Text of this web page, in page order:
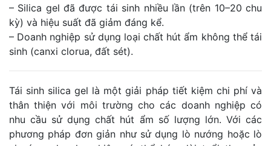
– Silica gel đã được tái sinh nhiều lần (trên 10–20 chu
kỳ) và hiệu suất đã giảm đáng kể.
– Doanh nghiệp sử dụng loại chất hút ẩm không thể tái
sinh (canxi clorua, đất sét).
Tái sinh silica gel là một giải pháp tiết kiệm chi phí và
thân thiện với môi trường cho các doanh nghiệp có
nhu cầu sử dụng chất hút ẩm số lượng lớn. Với các
phương pháp đơn giản như sử dụng lò nướng hoặc lò